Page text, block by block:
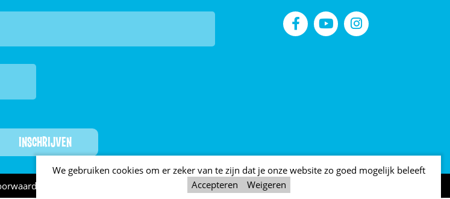
  
We gebruiken cookies om er zeker van te zijn dat je onze website zo goed mogelijk beleeft
Accepteren
Weigeren